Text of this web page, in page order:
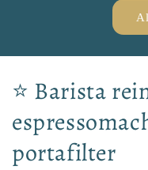
C
o
l
⭐ Barista
portafilter